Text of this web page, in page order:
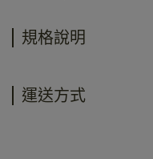
規格說明
運送方式